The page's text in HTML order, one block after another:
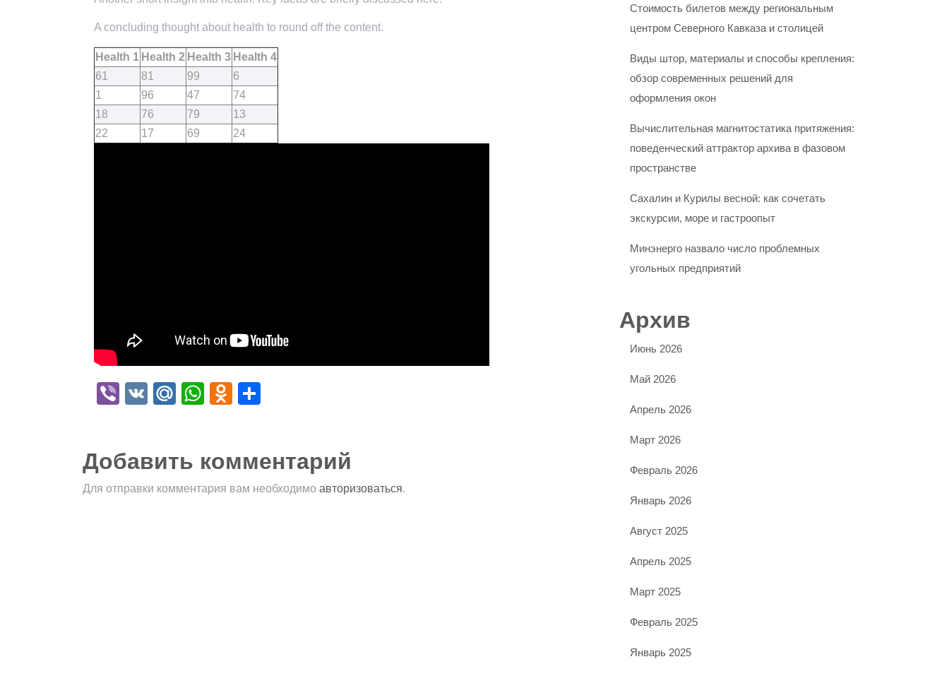
A concluding thought about health to round off the content.
Health 1 Health 2 Health 3 Health 4
61
81 99
6
1
96 47
74
18
76 79
13
22
17 69 24
Viber
VK Mail.Ru
WhatsApp
Odnoklassniki
Добавить комментарий
Для отправки комментария вам необходимо авторизоваться.
Стоимость билетов между региональным
центром Северного Кавказа и столицей
Виды штор, материалы и способы крепления:
обзор современных решений для
оформления окон
Вычислительная магнитостатика притяжения:
поведенческий аттрактор архива в фазовом
пространстве
Сахалин и Курилы весной: как сочетать
экскурсии, море и гастроопыт
Минэнерго назвало число проблемных
угольных предприятий
Архив
Июнь 2026
Май 2026
Апрель 2026
Март 2026
Февраль 2026
Январь 2026
Август 2025
Апрель 2025
Март 2025
Февраль 2025
Январь 2025